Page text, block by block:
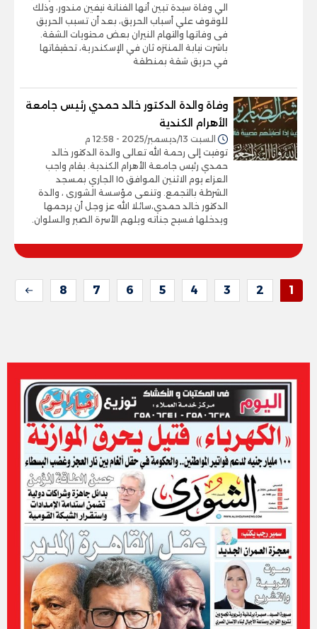
الي وفاة سيدة تبين أنها الفنانة نيفين مندور، وذلك
للوقوف علي أسباب الحريق، بعد أن تسبب الحريق
فى وفاتها والتهام النيران بعض محتويات الشقة.
باشرت نيابة المنتزه ثان في الإسكندرية، تحقيقاتها
في حريق شقة بمنطقة
وفاة والدة الدكتور خالد حمدي رئيس جامعة
الأهرام الكندية
السبت 13/ديسمبر/2025 - 12:58 م
توفيت إلى رحمة الله تعالى والدة الدكتور خالد
حمدي رئيس جامعة الأهرام الكندية. يقام واجب
العزاء يوم الاثنين الموافق ١٥ الجاري بمسجد
الشرطة بالتجمع. وتنعى مؤسسة الشورى ، والدة
الدكتور خالد حمدي،سائلا الله عز وجل أن يرحمها
ويدخلها فسيح جناته ويلهم الأسرة الصبر والسلوان.
1
2
3
4
5
6
7
8